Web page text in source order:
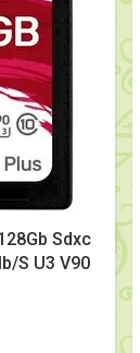
Sdxc
S U3 V90